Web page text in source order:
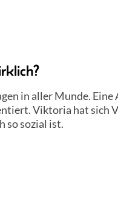
in aller Munde. Eine
Viktoria hat sich
so sozial ist.